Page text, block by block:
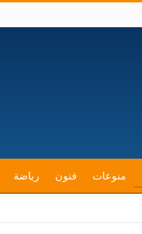
منوعات فنون رياضة